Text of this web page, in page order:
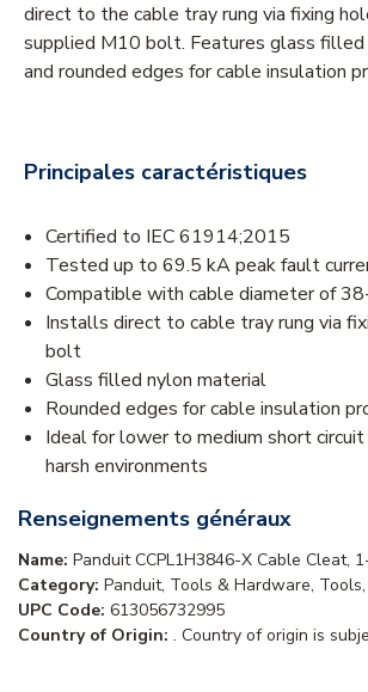
direct to the cable tray rung via fixing
supplied M10 bolt. Features glass
and rounded edges for cable insulation
Principales caractéristiques
Certified to IEC 61914;2015
Tested up to 69.5 kA peak fault
Compatible with cable diameter of
Installs direct to cable tray rung via
bolt
Glass filled nylon material
Rounded edges for cable insulation
Ideal for lower to medium short
harsh environments
Renseignements généraux
Name: Panduit CCPL1H3846-X Cable Cleat,
Category: Panduit, Tools & Hardware,
UPC Code: 613056732995
Country of Origin: . Country of origin is